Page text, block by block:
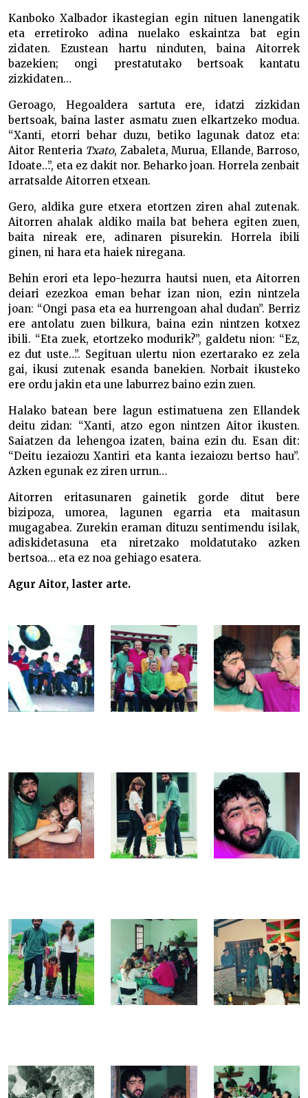
Kanboko Xalbador ikastegian egin nituen lanengatik
eta erretiroko adina nuelako eskaintza bat egin
zidaten. Ezustean hartu ninduten, baina Aitorrek
bazekien; ongi prestatutako bertsoak kantatu
zizkidaten…
Geroago, Hegoaldera sartuta ere, idatzi zizkidan
bertsoak, baina laster asmatu zuen elkartzeko modua.
“Xanti, etorri behar duzu, betiko lagunak datoz eta:
Aitor Renteria Txato, Zabaleta, Murua, Ellande, Barroso,
Idoate…”, eta ez dakit nor. Beharko joan. Horrela zenbait
arratsalde Aitorren etxean.
Gero, aldika gure etxera etortzen ziren ahal zutenak.
Aitorren ahalak aldiko maila bat behera egiten zuen,
baita nireak ere, adinaren pisurekin. Horrela ibili
ginen, ni hara eta haiek niregana.
Behin erori eta lepo-hezurra hautsi nuen, eta Aitorren
deiari ezezkoa eman behar izan nion, ezin nintzela
joan: “Ongi pasa eta ea hurrengoan ahal dudan”. Berriz
ere antolatu zuen bilkura, baina ezin nintzen kotxez
ibili. “Eta zuek, etortzeko modurik?”, galdetu nion: “Ez,
ez dut uste…”. Segituan ulertu nion ezertarako ez zela
gai, ikusi zutenak esanda banekien. Norbait ikusteko
ere ordu jakin eta une laburrez baino ezin zuen.
Halako batean bere lagun estimatuena zen Ellandek
deitu zidan: “Xanti, atzo egon nintzen Aitor ikusten.
Saiatzen da lehengoa izaten, baina ezin du. Esan dit:
“Deitu iezaiozu Xantiri eta kanta iezaiozu bertso hau”.
Azken egunak ez ziren urrun…
Aitorren eritasunaren gainetik gorde ditut bere
bizipoza, umorea, lagunen egarria eta maitasun
mugagabea. Zurekin eraman dituzu sentimendu isilak,
adiskidetasuna eta niretzako moldatutako azken
bertsoa… eta ez noa gehiago esatera.
Agur Aitor, laster arte.